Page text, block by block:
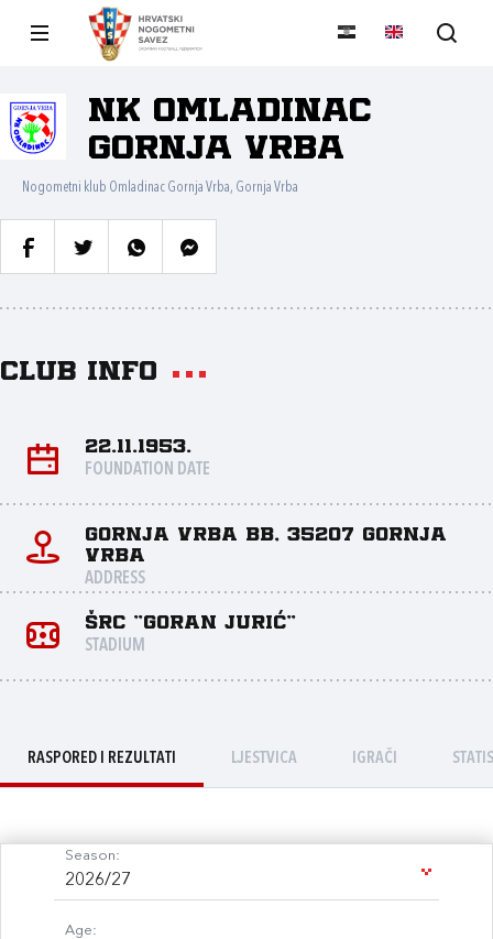
NK Omladinac
Gornja Vrba
Nogometni klub Omladinac Gornja Vrba, Gornja Vrba
Club info
22.11.1953.
FOUNDATION DATE
Gornja Vrba bb, 35207 Gornja
Vrba
ADDRESS
ŠRC "Goran Jurić"
STADIUM
RASPORED I REZULTATI LJESTVICA IGRAČI
Season:
2026/27
Age: